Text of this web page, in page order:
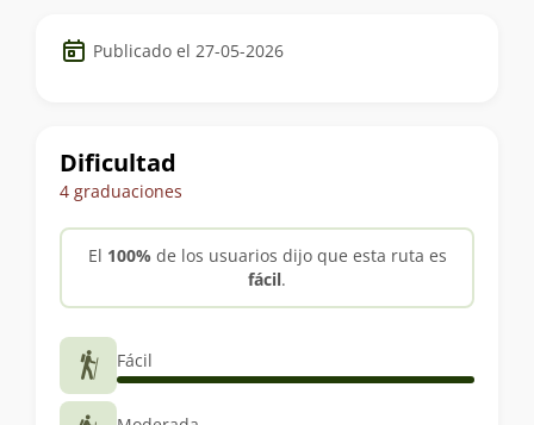
Datos
del Publicado el 27-05-2026
Dificultad
4 graduaciones
El 100% de los usuarios dijo que esta ruta es
fácil.
Fácil